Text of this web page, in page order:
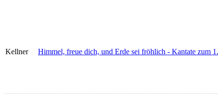
Kellner Himmel, freue dich, und Erde sei fröhlich - Kantate zum